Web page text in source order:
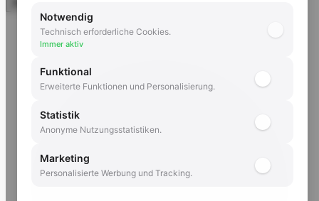
Notwendig
Technisch erforderliche Cookies.
Immer aktiv
Funktional
Erweiterte Funktionen und Personalisierung.
Statistik
Anonyme Nutzungsstatistiken.
Marketing
Personalisierte Werbung und Tracking.